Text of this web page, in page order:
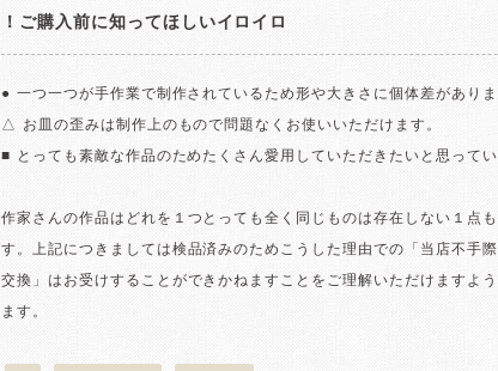
！ご購入前に知ってほしいイロイロ
● 一つ一つが手作業で制作されているため形や大きさに個体差がありま
△ お皿の歪みは制作上のもので問題なくお使いいただけます。
■ とっても素敵な作品のためたくさん愛用していただきたいと思ってい
作家さんの作品はどれを１つとっても全く同じものは存在しない１点
す。上記につきましては検品済みのためこうした理由での「当店不手際
交換」はお受けすることができかねますことをご理解いただけますよ
ます。